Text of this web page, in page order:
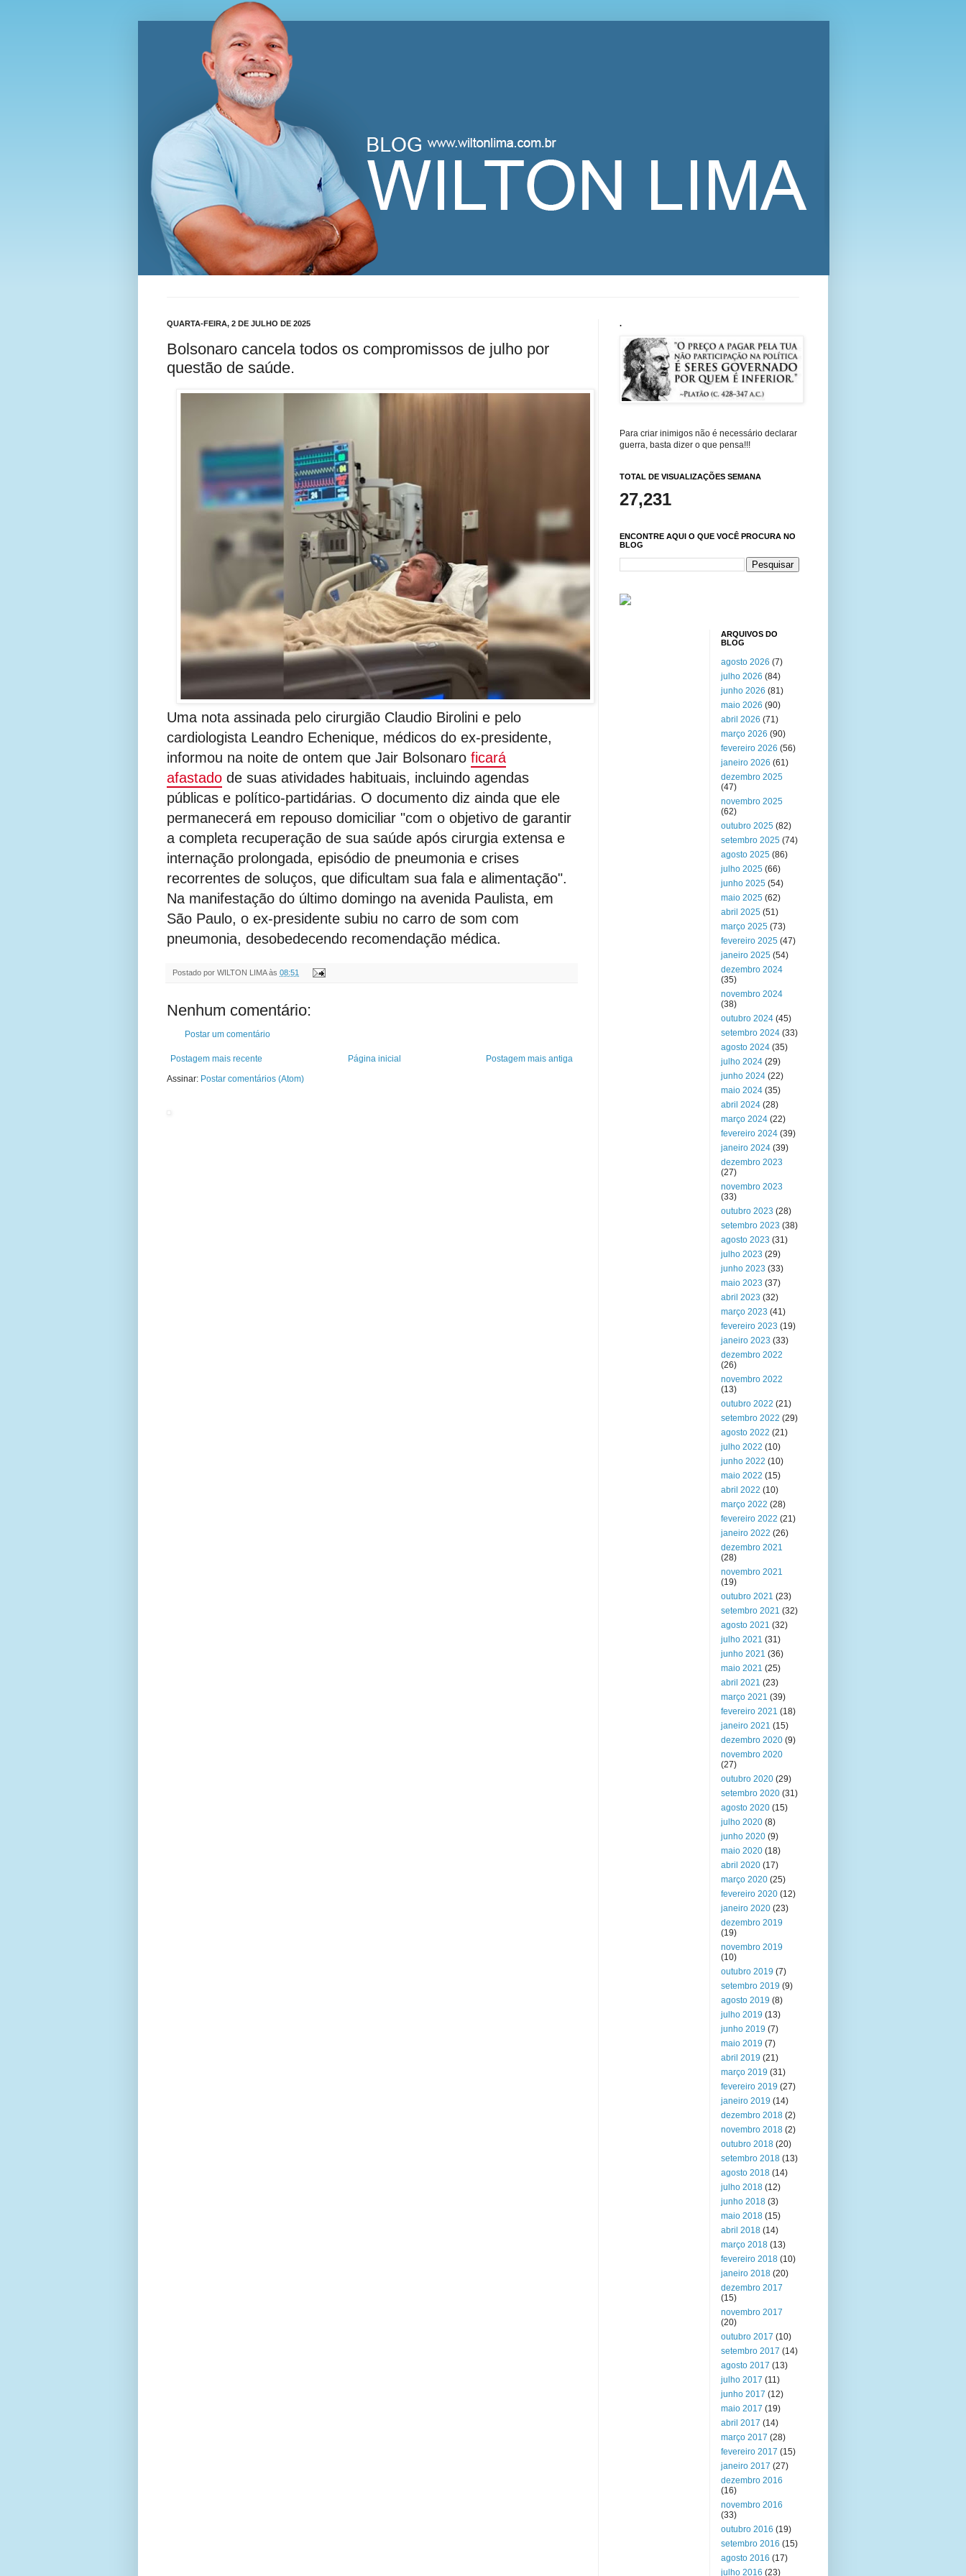
Blog Wilton Lima
QUARTA-FEIRA, 2 DE JULHO DE 2025
Bolsonaro cancela todos os compromissos de julho por
questão de saúde.
Uma nota assinada pelo cirurgião Claudio Birolini e pelo
cardiologista Leandro Echenique, médicos do ex-presidente,
informou na noite de ontem que Jair Bolsonaro ficará
afastado de suas atividades habituais, incluindo agendas
públicas e político-partidárias. O documento diz ainda que ele
permanecerá em repouso domiciliar "com o objetivo de garantir
a completa recuperação de sua saúde após cirurgia extensa e
internação prolongada, episódio de pneumonia e crises
recorrentes de soluços, que dificultam sua fala e alimentação".
Na manifestação do último domingo na avenida Paulista, em
São Paulo, o ex-presidente subiu no carro de som com
pneumonia, desobedecendo recomendação médica.
Postado por WILTON LIMA às 08:51
Nenhum comentário:
Postar um comentário
Postagem mais recente Postagem mais antiga
Página inicial
Assinar: Postar comentários (Atom)
.
Para criar inimigos não é necessário declarar
guerra, basta dizer o que pensa!!!
TOTAL DE VISUALIZAÇÕES SEMANA
27,231
ENCONTRE AQUI O QUE VOCÊ PROCURA NO
BLOG
ARQUIVOS DO
BLOG
agosto 2026 (7)
julho 2026 (84)
junho 2026 (81)
maio 2026 (90)
abril 2026 (71)
março 2026 (90)
fevereiro 2026 (56)
janeiro 2026 (61)
dezembro 2025
(47)
novembro 2025
(62)
outubro 2025 (82)
setembro 2025 (74)
agosto 2025 (86)
julho 2025 (66)
junho 2025 (54)
maio 2025 (62)
abril 2025 (51)
março 2025 (73)
fevereiro 2025 (47)
janeiro 2025 (54)
dezembro 2024
(35)
novembro 2024
(38)
outubro 2024 (45)
setembro 2024 (33)
agosto 2024 (35)
julho 2024 (29)
junho 2024 (22)
maio 2024 (35)
abril 2024 (28)
março 2024 (22)
fevereiro 2024 (39)
janeiro 2024 (39)
dezembro 2023
(27)
novembro 2023
(33)
outubro 2023 (28)
setembro 2023 (38)
agosto 2023 (31)
julho 2023 (29)
junho 2023 (33)
maio 2023 (37)
abril 2023 (32)
março 2023 (41)
fevereiro 2023 (19)
janeiro 2023 (33)
dezembro 2022
(26)
novembro 2022
(13)
outubro 2022 (21)
setembro 2022 (29)
agosto 2022 (21)
julho 2022 (10)
junho 2022 (10)
maio 2022 (15)
abril 2022 (10)
março 2022 (28)
fevereiro 2022 (21)
janeiro 2022 (26)
dezembro 2021
(28)
novembro 2021
(19)
outubro 2021 (23)
setembro 2021 (32)
agosto 2021 (32)
julho 2021 (31)
junho 2021 (36)
maio 2021 (25)
abril 2021 (23)
março 2021 (39)
fevereiro 2021 (18)
janeiro 2021 (15)
dezembro 2020 (9)
novembro 2020
(27)
outubro 2020 (29)
setembro 2020 (31)
agosto 2020 (15)
julho 2020 (8)
junho 2020 (9)
maio 2020 (18)
abril 2020 (17)
março 2020 (25)
fevereiro 2020 (12)
janeiro 2020 (23)
dezembro 2019
(19)
novembro 2019
(10)
outubro 2019 (7)
setembro 2019 (9)
agosto 2019 (8)
julho 2019 (13)
junho 2019 (7)
maio 2019 (7)
abril 2019 (21)
março 2019 (31)
fevereiro 2019 (27)
janeiro 2019 (14)
dezembro 2018 (2)
novembro 2018 (2)
outubro 2018 (20)
setembro 2018 (13)
agosto 2018 (14)
julho 2018 (12)
junho 2018 (3)
maio 2018 (15)
abril 2018 (14)
março 2018 (13)
fevereiro 2018 (10)
janeiro 2018 (20)
dezembro 2017
(15)
novembro 2017
(20)
outubro 2017 (10)
setembro 2017 (14)
agosto 2017 (13)
julho 2017 (11)
junho 2017 (12)
maio 2017 (19)
abril 2017 (14)
março 2017 (28)
fevereiro 2017 (15)
janeiro 2017 (27)
dezembro 2016
(16)
novembro 2016
(33)
outubro 2016 (19)
setembro 2016 (15)
agosto 2016 (17)
julho 2016 (23)